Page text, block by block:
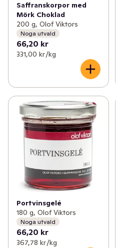
Saffranskorpor med
Mörk Choklad
200 g, Olof Viktors
Noga utvald
66,20 kr
331,00 kr /kg
Portvinsgelé
180 g, Olof Viktors
Noga utvald
66,20 kr
367,78 kr /kg